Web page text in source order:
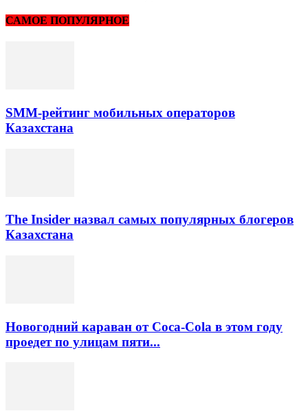
САМОЕ ПОПУЛЯРНОЕ
SMM-рейтинг мобильных операторов
Казахстана
The Insider назвал самых популярных блогеров
Казахстана
Новогодний караван от Coca-Cola в этом году
проедет по улицам пяти...